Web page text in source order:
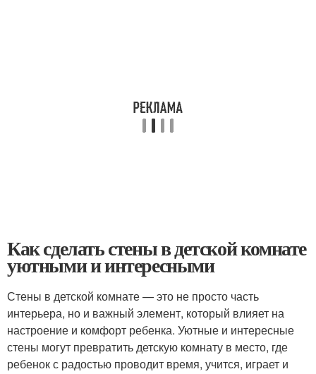
Как сделать стены в детской комнате
уютными и интересными
Стены в детской комнате — это не просто часть
интерьера, но и важный элемент, который влияет на
настроение и комфорт ребенка. Уютные и интересные
стены могут превратить детскую комнату в место, где
ребенок с радостью проводит время, учится, играет и